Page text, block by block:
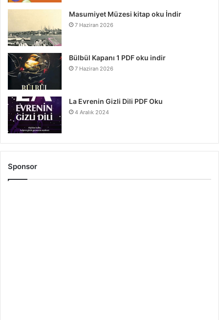
Masumiyet Müzesi kitap oku İndir
7 Haziran 2026
Bülbül Kapanı 1 PDF oku indir
7 Haziran 2026
La Evrenin Gizli Dili PDF Oku
4 Aralık 2024
Sponsor